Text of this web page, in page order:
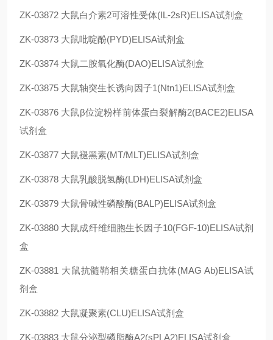
ZK-03872 大鼠白介素2可溶性受体(IL-2sR)ELISA试剂盒
ZK-03873 大鼠吡啶酚(PYD)ELISA试剂盒
ZK-03874 大鼠二胺氧化酶(DAO)ELISA试剂盒
ZK-03875 大鼠轴突生长诱向因子1(Ntn1)ELISA试剂盒
ZK-03876 大鼠β位淀粉样前体蛋白裂解酶2(BACE2)ELISA
试剂盒
ZK-03877 大鼠褪黑素(MT/MLT)ELISA试剂盒
ZK-03878 大鼠乳酸脱氢酶(LDH)ELISA试剂盒
ZK-03879 大鼠骨碱性磷酸酶(BALP)ELISA试剂盒
ZK-03880 大鼠成纤维细胞生长因子10(FGF-10)ELISA试剂
盒
ZK-03881 大鼠抗髓鞘相关糖蛋白抗体(MAG Ab)ELISA试
剂盒
ZK-03882 大鼠凝聚素(CLU)ELISA试剂盒
ZK-03883 大鼠分泌型磷脂酶A2(sPLA2)ELISA试剂盒